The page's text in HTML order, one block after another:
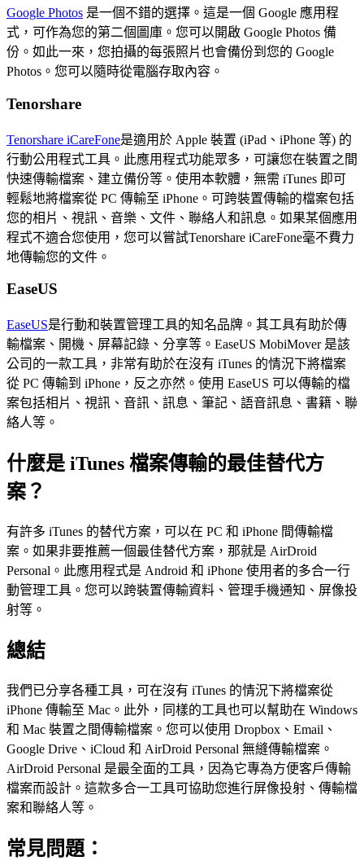
Google Photos 是一個不錯的選擇。這是一個 Google 應用程
式，可作為您的第二個圖庫。您可以開啟 Google Photos 備
份。如此一來，您拍攝的每張照片也會備份到您的 Google
Photos。您可以隨時從電腦存取內容。
Tenorshare
Tenorshare iCareFone是適用於 Apple 裝置 (iPad、iPhone 等) 的
行動公用程式工具。此應用程式功能眾多，可讓您在裝置之間
快速傳輸檔案、建立備份等。使用本軟體，無需 iTunes 即可
輕鬆地將檔案從 PC 傳輸至 iPhone。可跨裝置傳輸的檔案包括
您的相片、視訊、音樂、文件、聯絡人和訊息。如果某個應用
程式不適合您使用，您可以嘗試Tenorshare iCareFone毫不費力
地傳輸您的文件。
EaseUS
EaseUS是行動和裝置管理工具的知名品牌。其工具有助於傳
輸檔案、開機、屏幕記錄、分享等。EaseUS MobiMover 是該
公司的一款工具，非常有助於在沒有 iTunes 的情況下將檔案
從 PC 傳輸到 iPhone，反之亦然。使用 EaseUS 可以傳輸的檔
案包括相片、視訊、音訊、訊息、筆記、語音訊息、書籍、聯
絡人等。
什麼是 iTunes 檔案傳輸的最佳替代方
案？
有許多 iTunes 的替代方案，可以在 PC 和 iPhone 間傳輸檔
案。如果非要推薦一個最佳替代方案，那就是 AirDroid
Personal。此應用程式是 Android 和 iPhone 使用者的多合一行
動管理工具。您可以跨裝置傳輸資料、管理手機通知、屏像投
射等。
總結
我們已分享各種工具，可在沒有 iTunes 的情況下將檔案從
iPhone 傳輸至 Mac。此外，同樣的工具也可以幫助在 Windows
和 Mac 裝置之間傳輸檔案。您可以使用 Dropbox、Email、
Google Drive、iCloud 和 AirDroid Personal 無縫傳輸檔案。
AirDroid Personal 是最全面的工具，因為它專為方便客戶傳輸
檔案而設計。這款多合一工具可協助您進行屏像投射、傳輸檔
案和聯絡人等。
常見問題：